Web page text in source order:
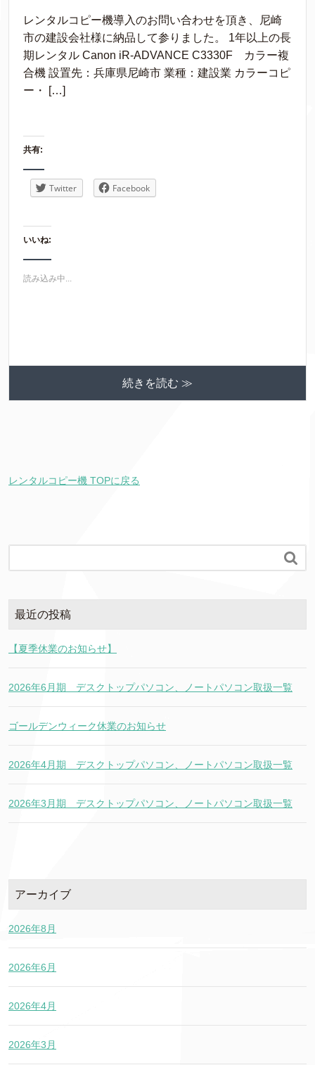
レンタルコピー機導入のお問い合わせを頂き、尼崎
市の建設会社様に納品して参りました。 1年以上の長
期レンタル Canon iR-ADVANCE C3330F カラー複
合機 設置先：兵庫県尼崎市 業種：建設業 カラーコピ
ー・ […]
共有:
Twitter Facebook
いいね:
読み込み中...
続きを読む ≫
レンタルコピー機 TOPに戻る

最近の投稿
【夏季休業のお知らせ】
2026年6月期 デスクトップパソコン、ノートパソコン取扱一覧
ゴールデンウィーク休業のお知らせ
2026年4月期 デスクトップパソコン、ノートパソコン取扱一覧
2026年3月期 デスクトップパソコン、ノートパソコン取扱一覧
アーカイブ
2026年8月
2026年6月
2026年4月
2026年3月